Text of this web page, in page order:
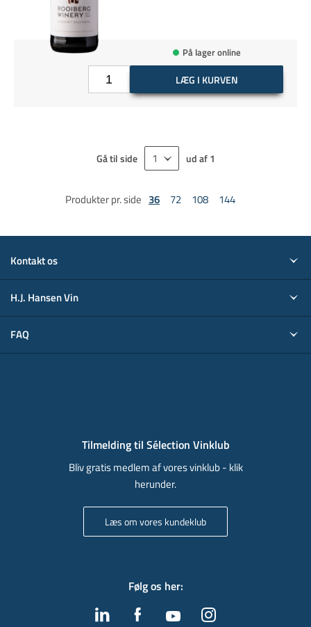
På lager online
LÆG I KURVEN
Gå til side ud af 1
Produkter pr. side 36 72 108 144
Kontakt os
H.J. Hansen Vin
FAQ
Tilmelding til Sélection Vinklub
Bliv gratis medlem af vores vinklub - klik
herunder.
Læs om vores kundeklub
Følg os her: